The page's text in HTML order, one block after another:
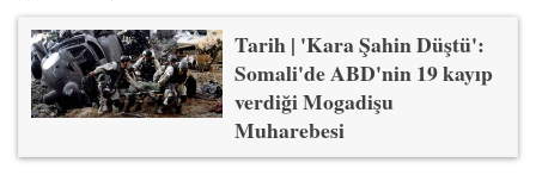
Tarih | 'Kara Şahin Düştü':
Somali'de ABD'nin 19 kayıp
verdiği Mogadişu
Muharebesi